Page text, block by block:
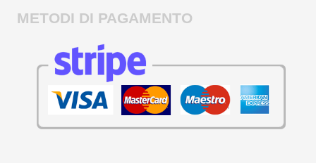
METODI DI PAGAMENTO